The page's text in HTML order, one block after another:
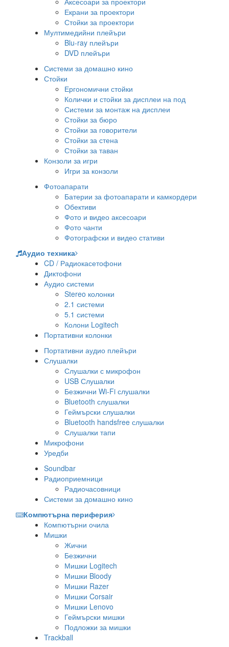
Екрани за проектори
Стойки за проектори
Мултимедийни плейъри
Blu-ray плейъри
DVD плейъри
Системи за домашно кино
Стойки
Ергономични стойки
Колички и стойки за дисплеи на под
Системи за монтаж на дисплеи
Стойки за бюро
Стойки за говорители
Стойки за стена
Стойки за таван
Конзоли за игри
Игри за конзоли
Фотоапарати
Батерии за фотоапарати и камкордери
Обективи
Фото и видео аксесоари
Фото чанти
Фотографски и видео стативи
Аудио техника
CD / Радиокасетофони
Диктофони
Аудио системи
Stereo колонки
2.1 системи
5.1 системи
Колони Logitech
Портативни колонки
Портативни аудио плейъри
Слушалки
Слушалки с микрофон
USB Слушалки
Безжични Wi-Fi слушалки
Bluetooth слушалки
Геймърски слушалки
Bluetooth handsfree слушалки
Слушалки тапи
Микрофони
Уредби
Soundbar
Радиоприемници
Радиочасовници
Системи за домашно кино
Компютърна периферия
Компютърни очила
Мишки
Жични
Безжични
Мишки Logitech
Мишки Bloody
Мишки Razer
Мишки Corsair
Мишки Lenovo
Геймърски мишки
Подложки за мишки
Trackball